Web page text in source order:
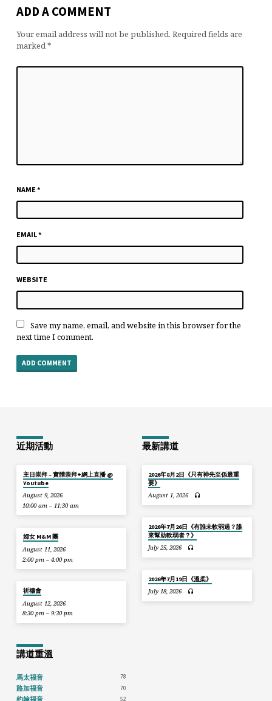
ADD A COMMENT
Your email address will not be published. Required fields are
marked *
NAME *
EMAIL*
WEBSITE
Save my name, email, and website in this browser for the
next time I comment.
近期活動
主日崇拜 – 實體崇拜+網上直播 @
Youtube
August 9, 2026
10:00 am – 11:30 am
婦女 M&M 團
August 11, 2026
2:00 pm – 4:00 pm
祈禱會
August 12, 2026
8:30 pm – 9:30 pm
最新講道
2026年8月2日《只有神先至係最重
要》
August 1, 2026
2026年7月26日《有誰未軟弱過？誰
來幫助軟弱者？》
July 25, 2026
2026年7月19日《溫柔》
July 18, 2026
講道重溫
馬太福音 78
路加福音 70
約翰福音 52